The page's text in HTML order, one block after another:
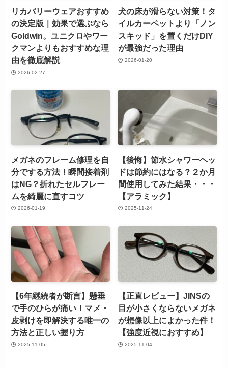
リカバリーウェアおすすめ
の決定版｜効果で選ぶなら
Goldwin。ユニクロやワー
クマンよりもおすすめな理
由を徹底解説
2026-02-27
犬の床が滑らない対策！タ
イルカーペットより「ノン
スキッド」を置くだけDIY
が最強だった理由
2026-01-20
メガネのフレーム修理を自
分でする方法！瞬間接着剤
はNG？折れたセルフレー
ムを綺麗に直すコツ
2026-01-19
【後悔】節水シャワーヘッ
ドは節約にはなる？２か月
間使用してみた結果・・・
【アラミック】
2025-11-24
【6年継続者が断言】懸垂
で手のひらが痛い！マメ・
皮剥けを即解決する唯一の
方法と正しい握り方
2025-11-05
【正直レビュー】JINSの
目が小さくならないメガネ
が想像以上によかった件！
【強度近視におすすめ】
2025-11-04